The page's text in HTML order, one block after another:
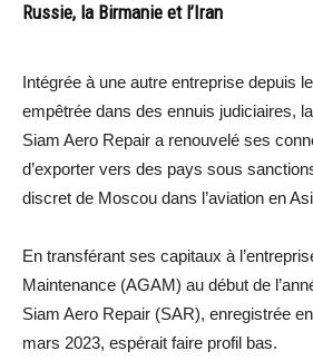
Russie, la Birmanie et l’Iran
Intégrée à une autre entreprise depuis
empêtrée dans des ennuis judiciaires,
Siam Aero Repair a renouvelé ses
d’exporter vers des pays sous
discret de Moscou dans l’aviation en
En transférant ses capitaux à
Maintenance (AGAM) au début de
Siam Aero Repair (SAR), enregistrée
mars 2023, espérait faire profil bas.